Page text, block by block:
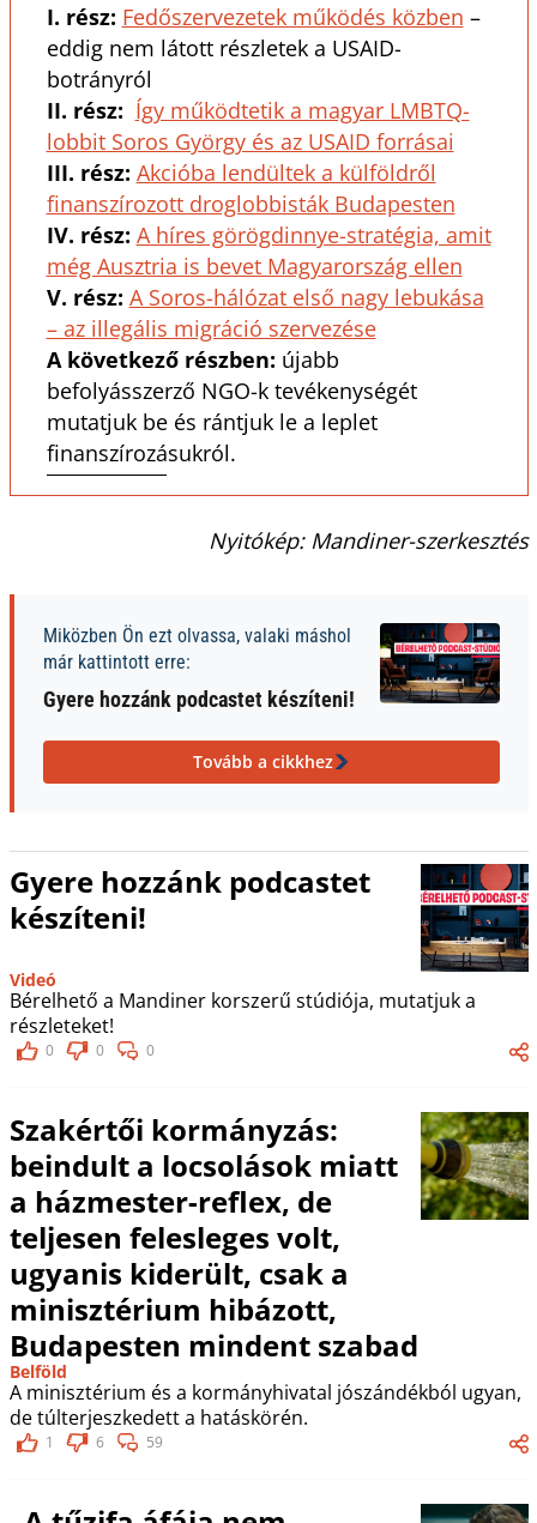
I. rész: Fedőszervezetek működés közben –
eddig nem látott részletek a USAID-
botrányról
II. rész: Így működtetik a magyar LMBTQ-
lobbit Soros György és az USAID forrásai
III. rész: Akcióba lendültek a külföldről
finanszírozott droglobbisták Budapesten
IV. rész: A híres görögdinnye-stratégia, amit
még Ausztria is bevet Magyarország ellen
V. rész: A Soros-hálózat első nagy lebukása
– az illegális migráció szervezése
A következő részben: újabb
befolyásszerző NGO-k tevékenységét
mutatjuk be és rántjuk le a leplet
finanszírozásukról.
Nyitókép: Mandiner-szerkesztés
Miközben Ön ezt olvassa, valaki máshol
már kattintott erre:
Gyere hozzánk podcastet készíteni!
Tovább a cikkhez
Gyere hozzánk podcastet
készíteni!
Videó
Bérelhető a Mandiner korszerű stúdiója, mutatjuk a
részleteket!
0 0 0
Szakértői kormányzás:
beindult a locsolások miatt
a házmester-reflex, de
teljesen felesleges volt,
ugyanis kiderült, csak a
minisztérium hibázott,
Budapesten mindent szabad
Belföld
A minisztérium és a kormányhivatal jószándékból ugyan,
de túlterjeszkedett a hatáskörén.
1 6 59